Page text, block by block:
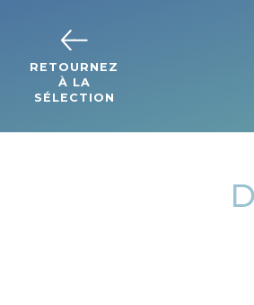
RETOURNEZ
À LA
SÉLECTION